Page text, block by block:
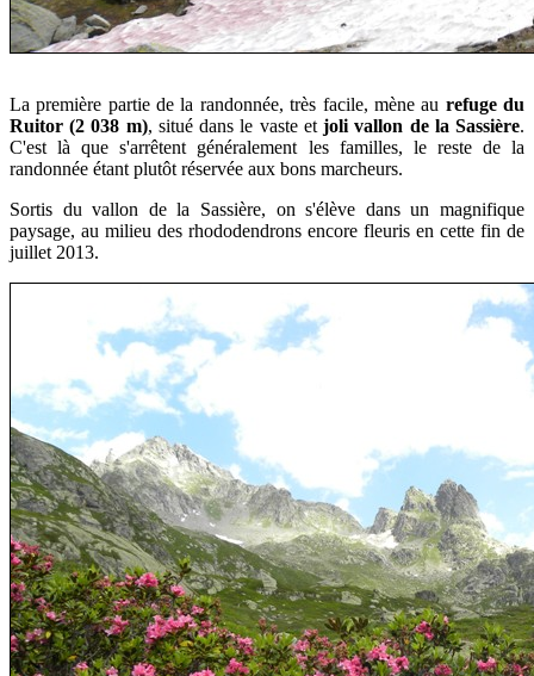
Lapremière partie de la randonnée,très facile, mène au refuge du
Ruitor (2 038 m), situé dans le vaste etjoli vallon de la Sassière.
C'est là que s'arrêtent généralement les familles, le reste de la
randonnée étant plutôt réservée aux bons marcheurs.
Sortis du vallon de la Sassière, on s'élève dans un magnifique
paysage, au milieu des rhododendrons encore fleuris en cette fin de
juillet 2013.